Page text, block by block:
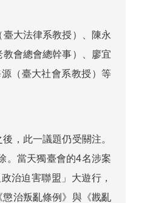
大法律系教授）、陳永
會總會總幹事）、廖宜
（臺大社會系教授）等
，此一議題仍受關注。
。當天獨臺會的4名涉案
治迫害聯盟」大遊行，
治叛亂條例》與《戡亂